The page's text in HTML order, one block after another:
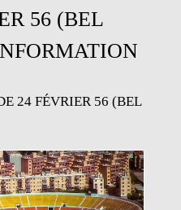
56 (BEL
24 FÉVRIER 56 (BEL